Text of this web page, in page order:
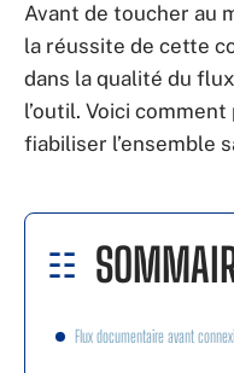
Avant de toucher au
la réussite de cette
dans la qualité du
l’outil. Voici
fiabiliser l’ensemble
Flux documentaire avant